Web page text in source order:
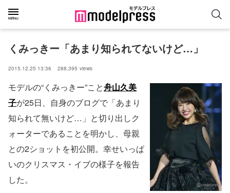
くみっきー「あまり知られてないけど…」
2015.12.25 13:36 288,395 views
モデルの“くみっきー”こと舟山久美
子が25日、自身のブログで「あまり
知られて無いけど…」と切り出しク
ォーターであることを明かし、母親
との2ショットを初公開。幸せいっぱ
いのクリスマス・イブの様子を報告
した。